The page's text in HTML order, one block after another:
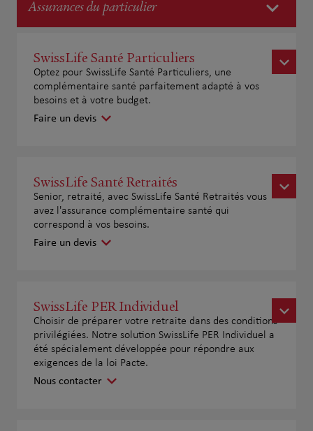
Assurances du particulier
SwissLife Santé Particuliers
Optez pour SwissLife Santé Particuliers, une
complémentaire santé parfaitement adapté à vos
besoins et à votre budget.
Faire un devis
SwissLife Santé Retraités
Senior, retraité, avec SwissLife Santé Retraités vous
avez l'assurance complémentaire santé qui
correspond à vos besoins.
Faire un devis
SwissLife PER Individuel
Choisir de préparer votre retraite dans des conditions
privilégiées. Notre solution SwissLife PER Individuel a
été spécialement développée pour répondre aux
exigences de la loi Pacte.
Nous contacter